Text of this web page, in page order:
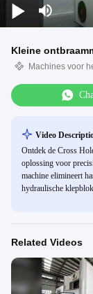
Kleine
Machines voor
Video
Ontdek de Cross
oplossing voor
machine elimineert
hydraulische
Related Videos